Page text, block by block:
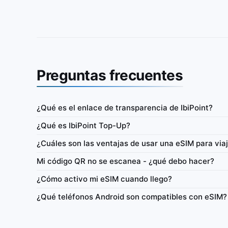
4G/LTE
Red
Recarga
Nigeria
500MB de datos de alta velocidad al día,
500MB
Alta velocidad diaria
512 Kbit/s
Siempre activo
4G/
Consumo de datos Anclaje a red
Preguntas frecuentes
¿Qué es el enlace de transparencia de IbiPoint?
¿Qué es IbiPoint Top-Up?
¿Cuáles son las ventajas de usar una eSIM para
Mi código QR no se escanea - ¿qué debo hacer?
¿Cómo activo mi eSIM cuando llego?
¿Qué teléfonos Android son compatibles con eSIM?